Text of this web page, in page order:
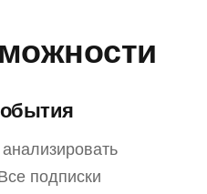
подписки